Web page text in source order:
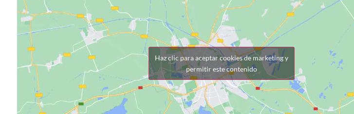
Haz clic para aceptar cookies de marketing y
permitir este contenido